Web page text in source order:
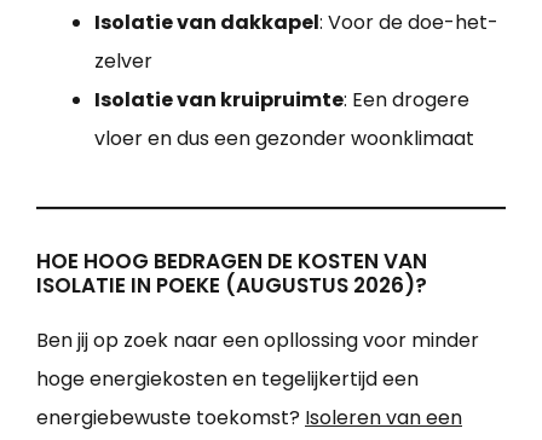
Isolatie van dakkapel: Voor de doe-het-
zelver
Isolatie van kruipruimte: Een drogere
vloer en dus een gezonder woonklimaat
HOE HOOG BEDRAGEN DE KOSTEN VAN
ISOLATIE IN POEKE (AUGUSTUS 2026)?
Ben jij op zoek naar een opllossing voor minder
hoge energiekosten en tegelijkertijd een
energiebewuste toekomst? Isoleren van een